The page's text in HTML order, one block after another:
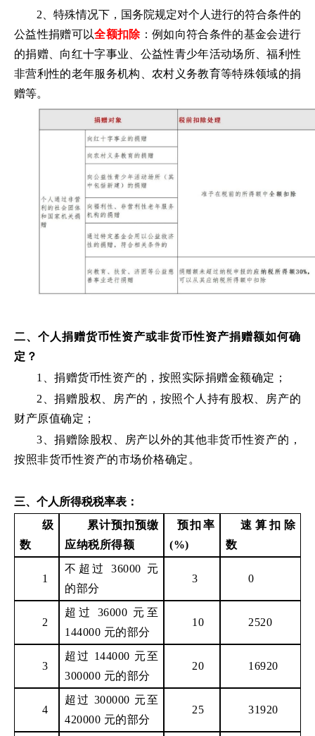
2、特殊情况下，国务院规定对个人进行的符合条件的
公益性捐赠可以全额扣除：例如向符合条件的基金会进行
的捐赠、向红十字事业、公益性青少年活动场所、福利性
非营利性的老年服务机构、农村义务教育等特殊领域的捐
赠等。
二、个人捐赠货币性资产或非货币性资产捐赠额如何确
定？
1、捐赠货币性资产的，按照实际捐赠金额确定；
2、捐赠股权、房产的，按照个人持有股权、房产的
财产原值确定；
3、捐赠除股权、房产以外的其他非货币性资产的，
按照非货币性资产的市场价格确定。
三、个人所得税税率表：
级
数
累计预扣预缴
应纳税所得额
预扣率
(%)
速算扣除
数
1
不超过
36000 元
的部分
3 0
2
超过
36000 元至
144000 元的部分
10 2520
3
超过 144000 元至
300000 元的部分
20 16920
4
超过 300000 元至
420000 元的部分
25 31920